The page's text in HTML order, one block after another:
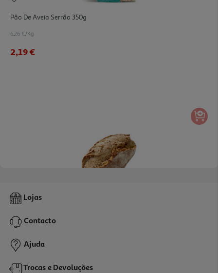
Pão De Aveia Serrão 350g
6.26 €/Kg
2,19 €
Pão 100% Integral Mf 350 Gr
1,39 €
Lojas
Contacto
Ajuda
Trocas e Devoluções